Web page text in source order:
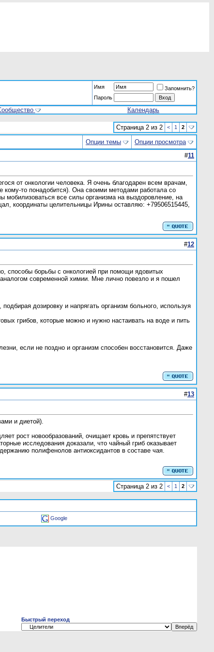
Имя
Запомнить?
Пароль
Календарь
Страница 2 из 2 < 1 2
Опции темы
Опции просмотра
#11
от онкологии человека. Я очень благодарен всем врачам,
то понадобится). Она своими методами работала со
мобилизоваться все силы организма на выздоровление, на
координаты целительницы Ирины оставляю: +79506515445,
#12
способы борьбы с онкологией при помощи ядовитых
современной химии. Мне лично повезло и я пошел
дозировку и напрягать организм больного, используя
грибов, которые можно и нужно настаивать на воде и пить
если не поздно и организм способен восстановится. Даже
#13
и диетой).
рост новообразований, очищает кровь и препятствует
исследования доказали, что чайный гриб оказывает
полифенолов антиоксидантов в составе чая.
Страница 2 из 2 < 1 2
Google
Быстрый переход